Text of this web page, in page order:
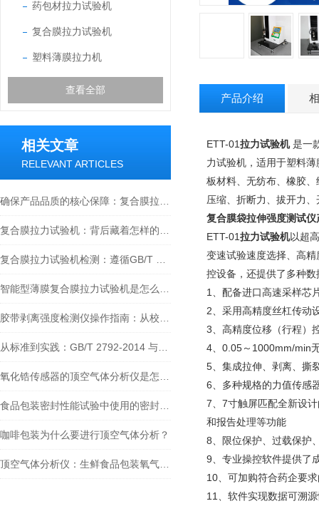
药包材拉力试验机
复合膜拉力试验机
塑料薄膜拉力机
查看全部
相关文章
RELEVANT ARTICLES
咖啡包装为什么要进行顶空气体分析？
产品介绍
ETT-01拉力试验机 是一
力试验机，适用于塑料
板材料、无纺布、橡胶
压缩、折断力、拔开力
复合膜袋拉伸强度测试仪
ETT-01拉力试验机以超
变速试验速度选择、高
控设备，还提供了多种
1、配备进口高速采样芯
2、采用高精度丝杠传动
3、高精度位移（行程）
4、0.05～1000mm/min
5、集成拉伸、剥离、撕
6、多种规格的力值传感
7、7寸触屏匹配全新设
和报告处理等功能
8、限位保护、过载保护
9、专业操控软件提供了
10、可加购符合药企要
11、软件实现数据可溯